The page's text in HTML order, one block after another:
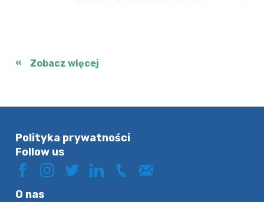
Zobacz więcej
Polityka prywatności
Follow us
O nas